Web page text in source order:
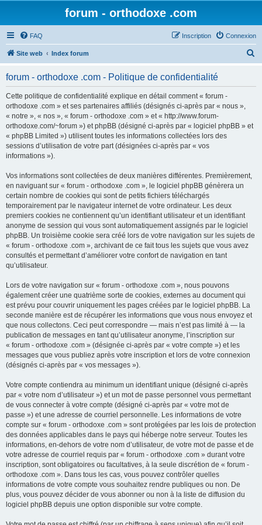
forum - orthodoxe .com
FAQ Connexion
Inscription
Site web Index forum
forum - orthodoxe .com - Politique de confidentialité
Cette politique de confidentialité explique en détail comment « forum -
orthodoxe .com » et ses partenaires affiliés (désignés ci-après par « nous »,
« notre », « nos », « forum - orthodoxe .com » et « http://www.forum-
orthodoxe.com/~forum ») et phpBB (désigné ci-après par « logiciel phpBB » et
« phpBB Limited ») utilisent toutes les informations collectées lors des
sessions d’utilisation de votre part (désignées ci-après par « vos
informations »).
Vos informations sont collectées de deux manières différentes. Premièrement,
en naviguant sur « forum - orthodoxe .com », le logiciel phpBB génèrera un
certain nombre de cookies qui sont de petits fichiers téléchargés
temporairement par le navigateur internet de votre ordinateur. Les deux
premiers cookies ne contiennent qu’un identifiant utilisateur et un identifiant
anonyme de session qui vous sont automatiquement assignés par le logiciel
phpBB. Un troisième cookie sera créé lors de votre navigation sur les sujets de
« forum - orthodoxe .com », archivant de ce fait tous les sujets que vous avez
consultés et permettant d’améliorer votre confort de navigation en tant
qu’utilisateur.
Lors de votre navigation sur « forum - orthodoxe .com », nous pouvons
également créer une quatrième sorte de cookies, externes au document qui
est prévu pour couvrir uniquement les pages créées par le logiciel phpBB. La
seconde manière est de récupérer les informations que vous nous envoyez et
que nous collectons. Ceci peut correspondre — mais n’est pas limité à — la
publication de messages en tant qu’utilisateur anonyme, l’inscription sur
« forum - orthodoxe .com » (désignée ci-après par « votre compte ») et les
messages que vous publiez après votre inscription et lors de votre connexion
(désignés ci-après par « vos messages »).
Votre compte contiendra au minimum un identifiant unique (désigné ci-après
par « votre nom d’utilisateur ») et un mot de passe personnel vous permettant
de vous connecter à votre compte (désigné ci-après par « votre mot de
passe ») et une adresse de courriel personnelle. Les informations de votre
compte sur « forum - orthodoxe .com » sont protégées par les lois de protection
des données applicables dans le pays qui héberge notre serveur. Toutes les
informations, en-dehors de votre nom d’utilisateur, de votre mot de passe et de
votre adresse de courriel requis par « forum - orthodoxe .com » durant votre
inscription, sont obligatoires ou facultatives, à la seule discrétion de « forum -
orthodoxe .com ». Dans tous les cas, vous pouvez contrôler quelles
informations de votre compte vous souhaitez rendre publiques ou non. De
plus, vous pouvez décider de vous abonner ou non à la liste de diffusion du
logiciel phpBB depuis une option disponible sur votre compte.